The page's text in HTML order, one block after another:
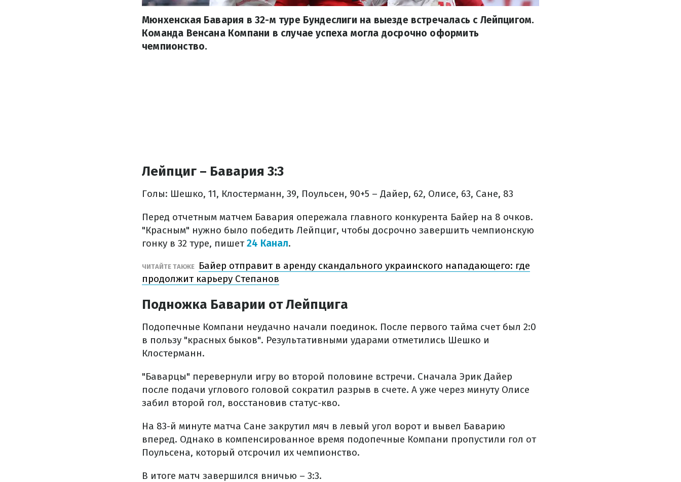
Мюнхенская Бавария в 32-м туре Бундеслиги на выезде встречалась с Лейпцигом.
Команда Венсана Компани в случае успеха могла досрочно оформить
чемпионство.
Лейпциг – Бавария 3:3
Голы: Шешко, 11, Клостерманн, 39, Поульсен, 90+5 – Дайер, 62, Олисе, 63, Сане, 83
Перед отчетным матчем Бавария опережала главного конкурента Байер на 8 очков.
"Красным" нужно было победить Лейпциг, чтобы досрочно завершить чемпионскую
гонку в 32 туре, пишет24 Канал.
ЧИТАЙТЕ ТАКЖЕ
Байер отправит в аренду скандального украинского нападающего: где
продолжит карьеру Степанов
Подножка Баварии от Лейпцига
Подопечные Компани неудачно начали поединок. После первого тайма счет был 2:0
в пользу "красных быков". Результативными ударами отметились Шешко и
Клостерманн.
"Баварцы" перевернули игру во второй половине встречи. Сначала Эрик Дайер
после подачи углового головой сократил разрыв в счете. А уже через минуту Олисе
забил второй гол, восстановив статус-кво.
На 83-й минуте матча Сане закрутил мяч в левый угол ворот и вывел Баварию
вперед. Однако в компенсированное время подопечные Компани пропустили гол от
Поульсена, который отсрочил их чемпионство.
В итоге матч завершился вничью – 3:3.